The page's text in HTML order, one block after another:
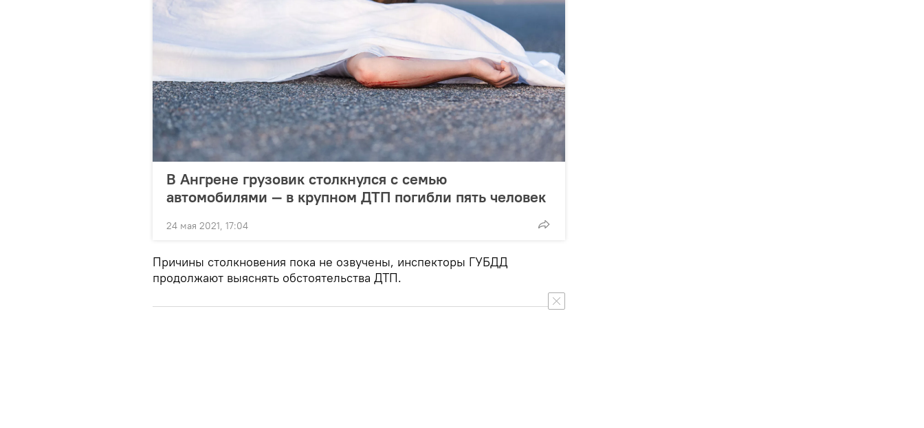
В Ангрене грузовик столкнулся с семью
автомобилями — в крупном ДТП погибли пять человек
24 мая 2021, 17:04
Причины столкновения пока не озвучены, инспекторы ГУБДД
продолжают выяснять обстоятельства ДТП.